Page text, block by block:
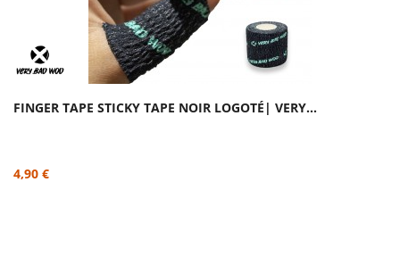
FINGER TAPE STICKY TAPE NOIR LOGOTÉ| VERY...
4,90 €